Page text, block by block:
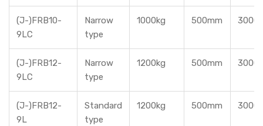
(J-)FRB10-
9LC
Narrow
type
1000kg 500mm
(J-)FRB12-
9LC
Narrow
type
1200kg 500mm
(J-)FRB12-
9L
Standard
type
1200kg 500mm